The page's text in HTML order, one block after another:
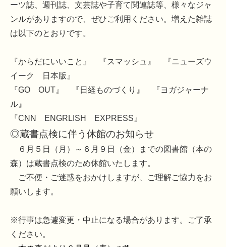
ーツ誌、週刊誌、文芸誌や子育て関連誌等、様々なジャ
ンルがありますので、ぜひご利用ください。増えた雑誌
は以下のとおりです。
『からだにいいこと』 『スマッシュ』 『ニューズウ
イーク 日本版』
『GO OUT』 『日経ものづくり』 『ヨガジャーナ
ル』
『CNN ENGRLISH EXPRESS』
◎蔵書点検に伴う休館のお知らせ
６月５日（月）～６月９日（金）までの図書館（本の
森）は蔵書点検のため休館いたします。
ご不便・ご迷惑をおかけしますが、ご理解ご協力をお
願いします。
※行事は急遽変更・中止になる場合があります。ご了承
ください。